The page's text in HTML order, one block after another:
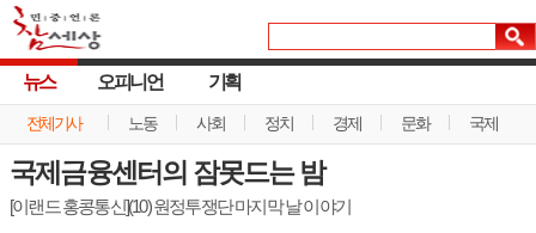
뉴스
전체기사 노동 사회 정치 경제 문화 국제
오피니언 기획
국제금융센터의 잠못드는 밤
[이랜드 홍콩통신](10) 원정투쟁단 마지막 날 이야기